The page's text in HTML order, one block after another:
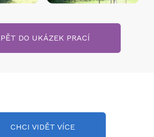
DO UKÁZEK PRACÍ
CHCI VIDĚT VÍCE